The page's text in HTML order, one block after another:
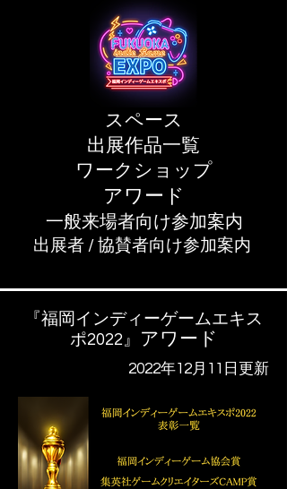
スペース
​出展作品一覧
ワークショップ
アワード
一般来場者向け参加案内
出展者 / 協賛者向け参加案内
『福岡インディーゲームエキス
ポ2022』
アワード
2022年12月11日更新